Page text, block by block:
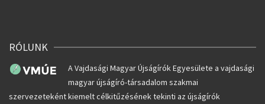
RÓLUNK
A Vajdasági Magyar Újságírók Egyesülete a vajdasági
magyar újságíró-társadalom szakmai
szervezeteként kiemelt célkitűzésének tekinti az újságírók